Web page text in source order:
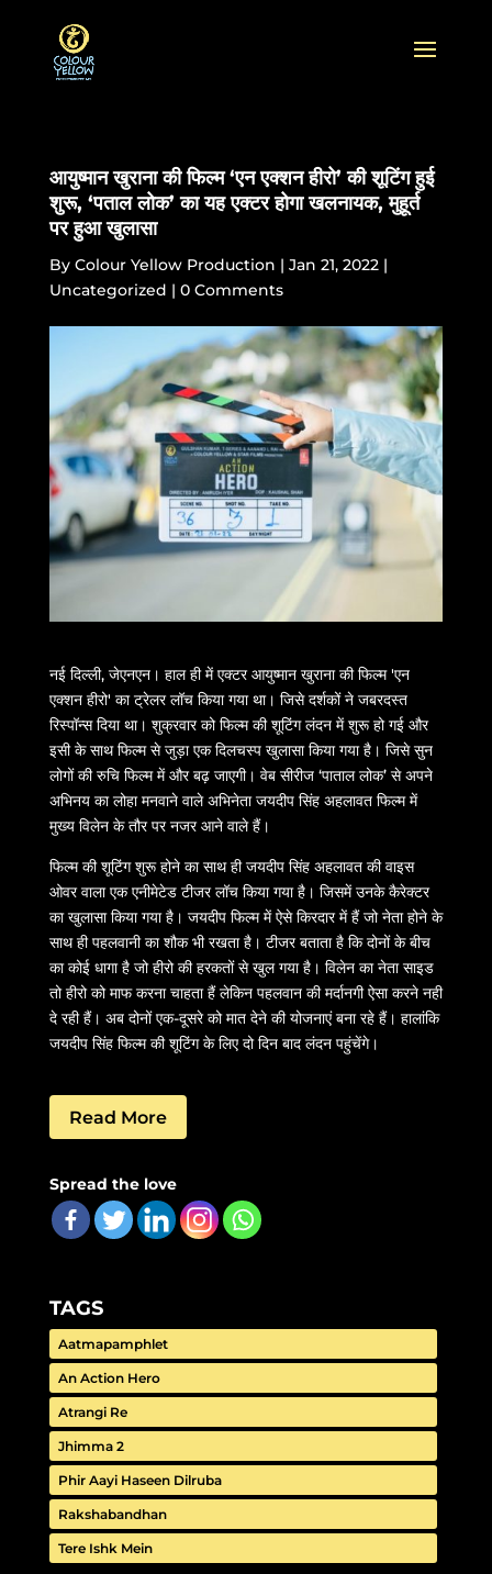
आयुष्मान खुराना की फिल्म ‘एन एक्शन हीरो’ की शूटिंग हुई
शुरू, ‘पताल लोक’ का यह एक्टर होगा खलनायक, मुहूर्त
पर हुआ खुलासा
By Colour Yellow Production | Jan 21, 2022|
Uncategorized | 0 Comments
नई दिल्ली, जेएनएन। हाल ही में एक्टर आयुष्मान खुराना की फिल्म 'एन
एक्शन हीरो' का ट्रेलर लॉच किया गया था। जिसे दर्शकों ने जबरदस्त
रिस्पॉन्स दिया था। शुक्रवार को फिल्म की शूटिंग लंदन में शुरू हो गई और
इसी के साथ फिल्म से जुड़ा एक दिलचस्प खुलासा किया गया है। जिसे सुन
लोगों की रुचि फिल्म में और बढ़ जाएगी। वेब सीरीज ‘पाताल लोक’ से अपने
अभिनय का लोहा मनवाने वाले अभिनेता जयदीप सिंह अहलावत फिल्म में
मुख्य विलेन के तौर पर नजर आने वाले हैं।
फिल्म की शूटिंग शुरू होने का साथ ही जयदीप सिंह अहलावत की वाइस
ओवर वाला एक एनीमेटेड टीजर लॉच किया गया है। जिसमें उनके कैरेक्टर
का खुलासा किया गया है। जयदीप फिल्म में ऐसे किरदार में हैं जो नेता होने के
साथ ही पहलवानी का शौक भी रखता है। टीजर बताता है कि दोनों के बीच
का कोई धागा है जो हीरो की हरकतों से खुल गया है। विलेन का नेता साइड
तो हीरो को माफ करना चाहता हैं लेकिन पहलवान की मर्दानगी ऐसा करने नही
दे रही हैं। अब दोनों एक-दूसरे को मात देने की योजनाएं बना रहे हैं। हालांकि
जयदीप सिंह फिल्म की शूटिंग के लिए दो दिन बाद लंदन पहुंचेंगे।
Read More
Spread the love
TAGS
Aatmapamphlet
An Action Hero
Atrangi Re
Jhimma 2
Phir Aayi Haseen Dilruba
Rakshabandhan
Tere Ishk Mein